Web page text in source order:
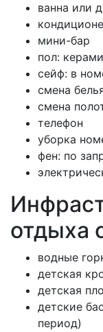
ванна или
мини-бар
пол:
сейф: в
смена
смена
телефон
уборка
фен: по
отдыха
водные
детская
детская
детские
период)